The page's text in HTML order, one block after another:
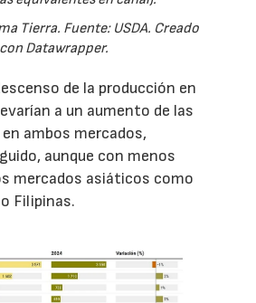
Tierra. Fuente: USDA. Creado
con Datawrapper.
de la producción en
a un aumento de las
ambos mercados,
aunque con menos
mercados asiáticos como
Filipinas.